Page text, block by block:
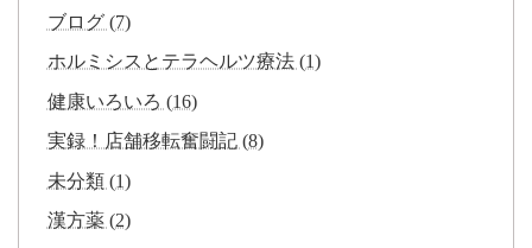
ブログ (7)
ホルミシスとテラヘルツ療法 (1)
健康いろいろ (16)
実録！店舗移転奮闘記 (8)
未分類 (1)
漢方薬 (2)